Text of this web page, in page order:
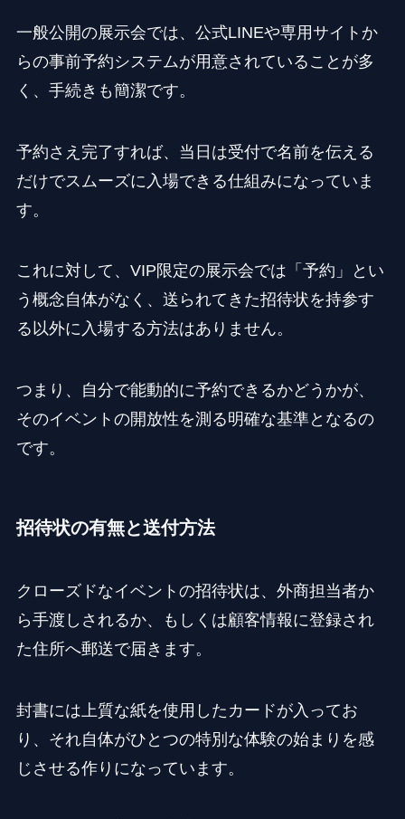
一般公開の展示会では、公式LINEや専用サイトか
らの事前予約システムが用意されていることが多
く、手続きも簡潔です。
予約さえ完了すれば、当日は受付で名前を伝える
だけでスムーズに入場できる仕組みになっていま
す。
これに対して、VIP限定の展示会では「予約」とい
う概念自体がなく、送られてきた招待状を持参す
る以外に入場する方法はありません。
つまり、自分で能動的に予約できるかどうかが、
そのイベントの開放性を測る明確な基準となるの
です。
招待状の有無と送付方法
クローズドなイベントの招待状は、外商担当者か
ら手渡しされるか、もしくは顧客情報に登録され
た住所へ郵送で届きます。
封書には上質な紙を使用したカードが入ってお
り、それ自体がひとつの特別な体験の始まりを感
じさせる作りになっています。